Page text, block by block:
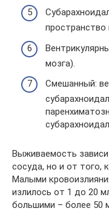
мозга).
Смешанный:
Выживаемость
сосуда, но и от того,
Малыми
излилось от 1 до 20
большими – более 50